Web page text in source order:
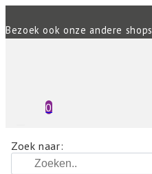
Bezoek ook onze andere shops
0
Zoek naar: